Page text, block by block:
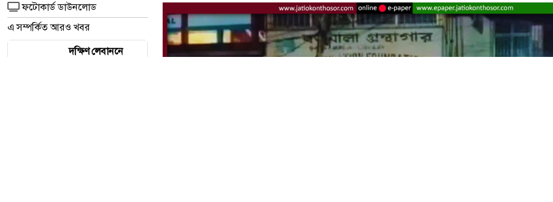
ফটোকার্ড ডাউনলোড
এ সম্পর্কিত আরও খবর
দক্ষিণ লেবাননে